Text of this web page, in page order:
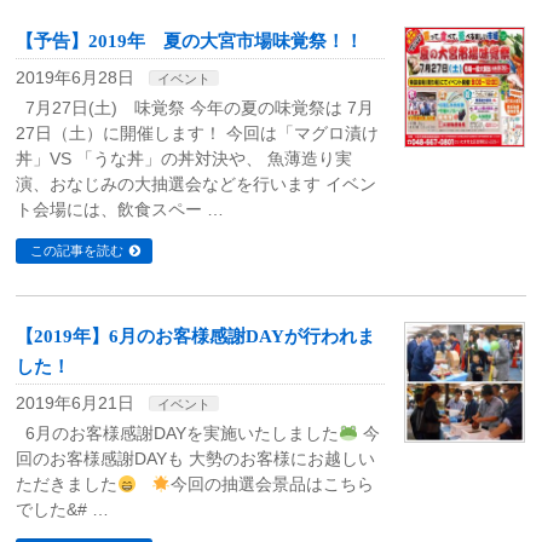
【予告】2019年 夏の大宮市場味覚祭！！
2019年6月28日
イベント
7月27日(土) 味覚祭 今年の夏の味覚祭は 7月
27日（土）に開催します！ 今回は「マグロ漬け
丼」VS 「うな丼」の丼対決や、 魚薄造り実
演、おなじみの大抽選会などを行います イベン
ト会場には、飲食スペー …
この記事を読む
【2019年】6月のお客様感謝DAYが行われま
した！
2019年6月21日
イベント
6月のお客様感謝DAYを実施いたしました
今
回のお客様感謝DAYも 大勢のお客様にお越しい
ただきました
今回の抽選会景品はこちら
でした&# …